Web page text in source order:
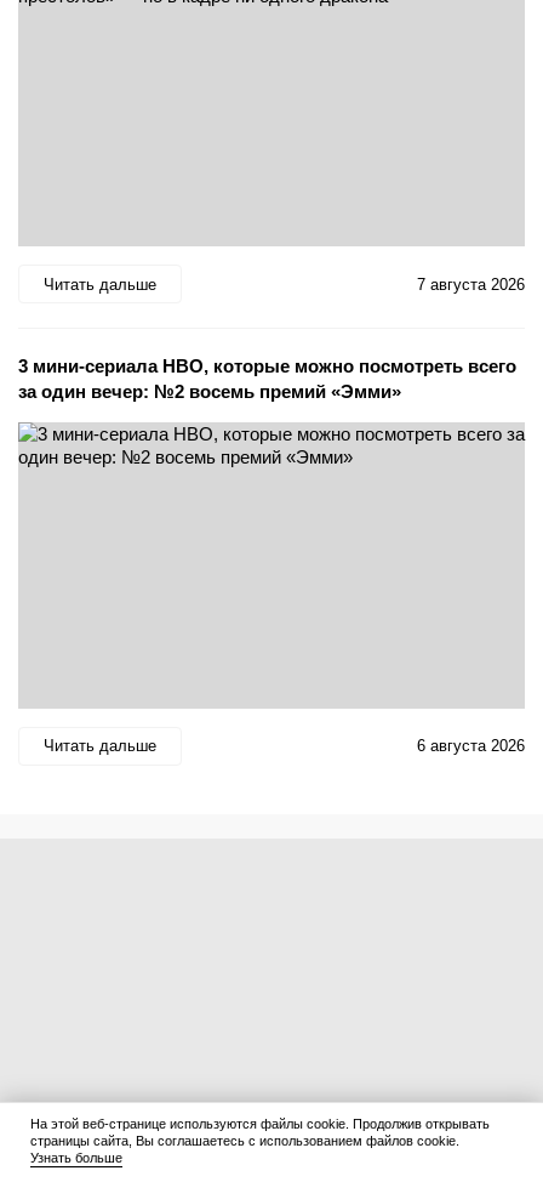
Читать дальше 7 августа 2026
3 мини-сериала HBO, которые можно посмотреть всего
за один вечер: №2 восемь премий «Эмми»
Читать дальше 6 августа 2026
На этой веб-странице используются файлы cookie. Продолжив открывать
страницы сайта, Вы соглашаетесь с использованием файлов cookie.
Узнать больше